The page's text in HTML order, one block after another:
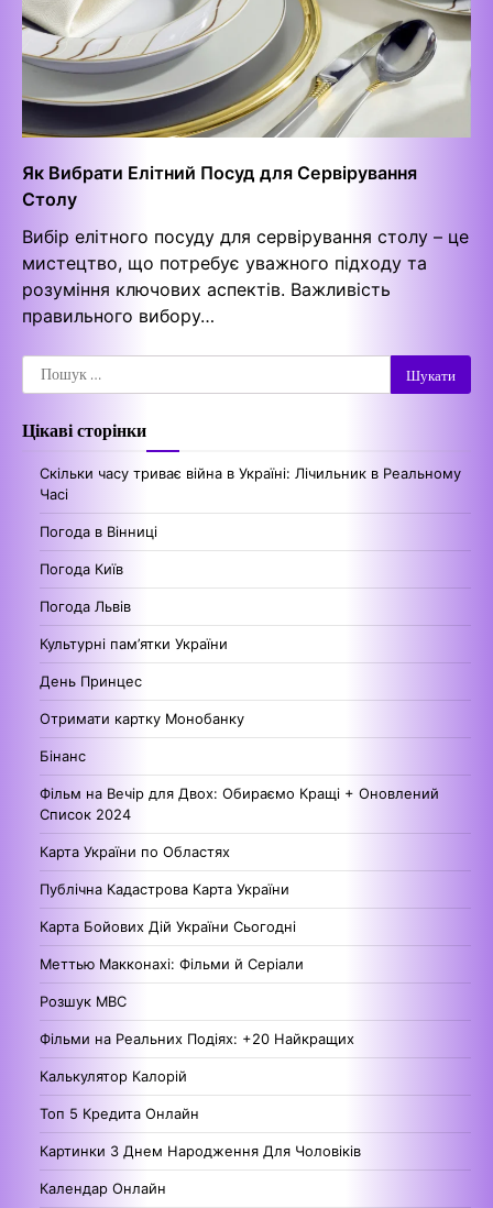
Як Вибрати Елітний Посуд для Сервірування
Столу
Вибір елітного посуду для сервірування столу – це
мистецтво, що потребує уважного підходу та
розуміння ключових аспектів. Важливість
правильного вибору…
Пошук:
Цікаві сторінки
Скільки часу триває війна в Україні: Лічильник в Реальному
Часі
Погода в Вінниці
Погода Київ
Погода Львів
Культурні пам’ятки України
День Принцес
Отримати картку Монобанку
Бінанс
Фільм на Вечір для Двох: Обираємо Кращі + Оновлений
Список 2024
Карта України по Областях
Публічна Кадастрова Карта України
Карта Бойових Дій України Сьогодні
Меттью Макконахі: Фільми й Серіали
Розшук МВС
Фільми на Реальних Подіях: +20 Найкращих
Калькулятор Калорій
Топ 5 Кредита Онлайн
Картинки З Днем Народження Для Чоловіків
Календар Онлайн